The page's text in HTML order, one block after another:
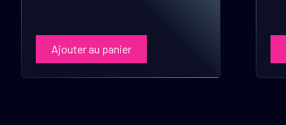
Ajouter au panier